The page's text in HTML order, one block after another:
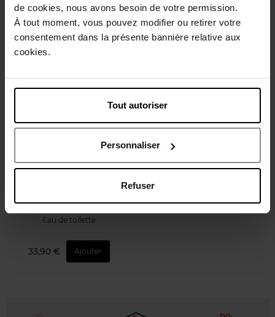
de cookies, nous avons besoin de votre permission.
À tout moment, vous pouvez modifier ou retirer votre
consentement dans la présente bannière relative aux
cookies.
Tout autoriser
Personnaliser
Refuser
Coffret
38,90 € Ajouter
Eau de toilette
33,90 € Ajouter
IKKS
Eau de toilette
33,90 € Ajouter